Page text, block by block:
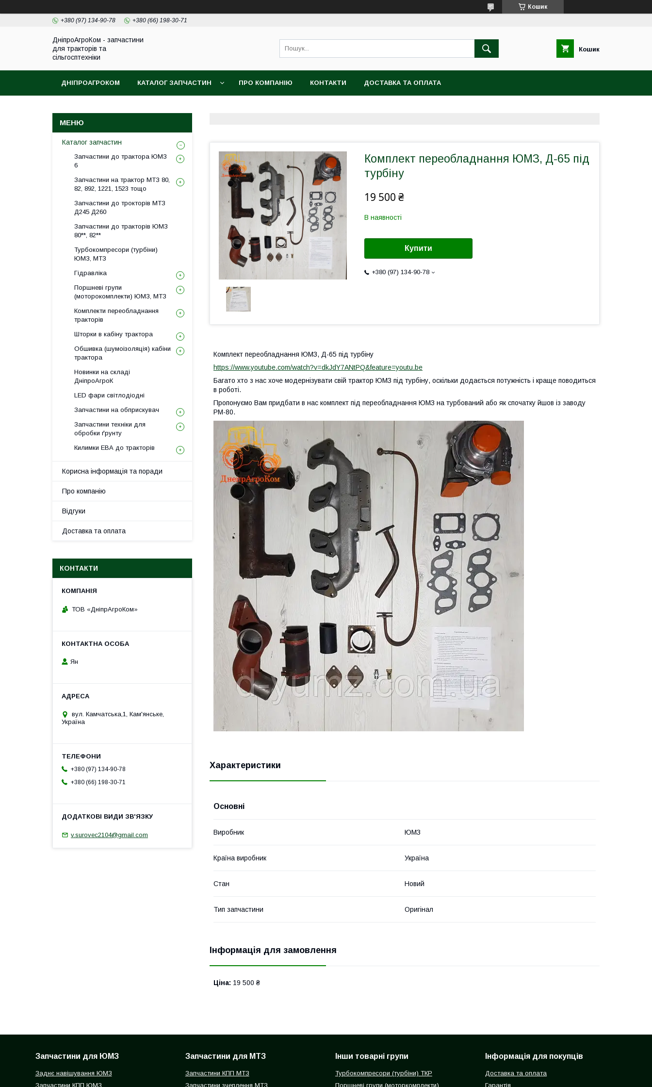
Кошик
+380 (97) 134-90-78 +380 (66) 198-30-71
ДніпроАгроКом - запчастини
для тракторів та
сільгосптехніки
Кошик
ДНІПРОАГРОКОМ КАТАЛОГ ЗАПЧАСТИН ПРО КОМПАНІЮ КОНТАКТИ ДОСТАВКА ТА ОПЛАТА
Комплект переобладнання ЮМЗ, Д-65 під
турбіну
19 500 ₴
В наявності
Купити
+380 (97) 134-90-78
Комплект переобладнання ЮМЗ, Д-65 під турбіну
https://www.youtube.com/watch?v=dkJdY7ANtPQ&feature=youtu.be
Багато хто з нас хоче модернізувати свій трактор ЮМЗ під турбіну, оскільки додається потужність і краще поводиться
в роботі.
Пропонуємо Вам придбати в нас комплект під переобладнання ЮМЗ на турбований або як спочатку йшов із заводу
РМ-80.
Характеристики
Основні
Виробник ЮМЗ
Країна виробник Україна
Стан Новий
Тип запчастини Оригінал
Інформація для замовлення
Ціна: 19 500 ₴
Каталог запчастин
Запчастини до трактора ЮМЗ
6
Запчастини на трактор МТЗ 80,
82, 892, 1221, 1523 тощо
Запчастини до трокторів МТЗ
Д245 Д260
Запчастини до тракторів ЮМЗ
80**, 82**
Турбокомпресори (турбіни)
ЮМЗ, МТЗ
Гідравліка
Поршневі групи
(моторокомплекти) ЮМЗ, МТЗ
Комплекти переобладнання
тракторів
Шторки в кабіну трактора
Обшивка (шумоізоляція) кабіни
трактора
Новинки на складі
ДніпроАгроК
LED фари світлодіодні
Запчастини на обприскувач
Запчастини техніки для
обробки ґрунту
Килимки ЕВА до тракторів
Корисна інформація та поради
Про компанію
Відгуки
Доставка та оплата
КОНТАКТИ
ТОВ «ДніпрАгроКом»
Ян
вул. Камчатська,1, Кам'янське,
Україна
+380 (97) 134-90-78
+380 (66) 198-30-71
v.surovec2104@gmail.com
Запчастини для ЮМЗ
Заднє навішування ЮМЗ
Запчастини КПП ЮМЗ
Запчастини для МТЗ
Запчастини КПП МТЗ
Запчастини зчеплення МТЗ
Інши товарні групи
Турбокомпресори (турбіни) ТКР
Поршневі групи (моторкомплекти)
Інформація для покупців
Доставка та оплата
Гарантія